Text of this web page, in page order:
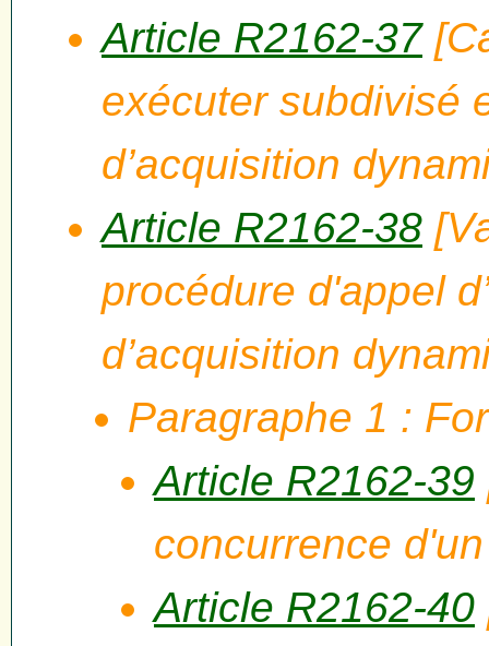
Article R2162-37
exécuter subdivisé
d’acquisition
Article R2162-38
procédure d'appel
d’acquisition
Paragraphe 1 :
Article R2162-39
concurrence
Article R2162-40